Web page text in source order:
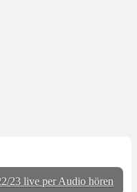
23 live per Audio hören